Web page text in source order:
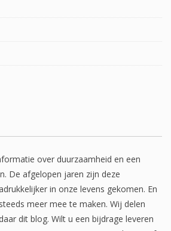
over duurzaamheid en een
De afgelopen jaren zijn deze
in onze levens gekomen. En
meer mee te maken. Wij delen
dit blog. Wilt u een bijdrage leveren